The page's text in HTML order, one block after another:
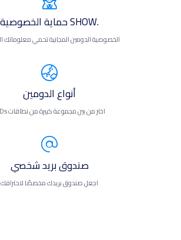
.SHOW حماية الخصوصية
الخصوصية الدومين المجانية تحمي معلوماتك
أنواع الدومين
اختر من بين مجموعة كبيرة من نطاقات TLDs
صندوق بريد شخصي
اجعل صندوق بريدك مخصصًا لاحترافك